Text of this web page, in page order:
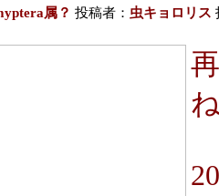
属？ 投稿者： 虫キョロリス